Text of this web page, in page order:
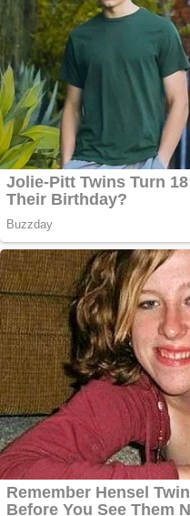
Creez
siteul
mai
camere
Aplică
toate